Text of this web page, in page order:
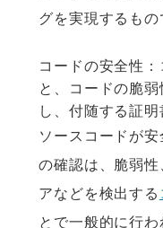
グを実現するもの
コードの安全性
と、コードの脆
し、付随する証明
ソースコードが
の確認は、脆弱
アなどを検出する
とで一般的に行